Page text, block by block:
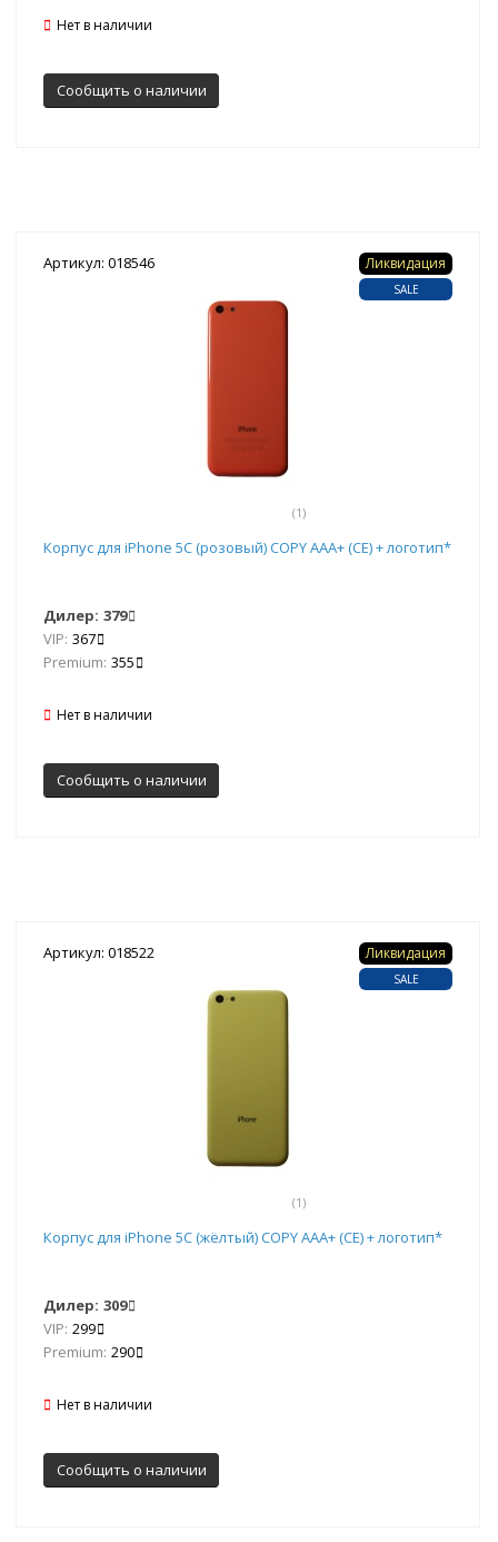
Нет в наличии
Сообщить о наличии
Артикул: 018546
(1)
Ликвидация
SALE
Корпус для iPhone 5C (розовый) COPY AAA+ (CE) + логотип*
Дилер: 379
VIP: 367
Premium: 355
Нет в наличии
Сообщить о наличии
Артикул: 018522
(1)
Ликвидация
SALE
Корпус для iPhone 5C (жёлтый) COPY AAA+ (CE) + логотип*
Дилер: 309
VIP: 299
Premium: 290
Нет в наличии
Сообщить о наличии